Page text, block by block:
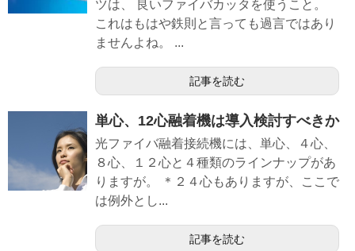
ツは、 良いファイバカッタを使うこと。
これはもはや鉄則と言っても過言ではあり
ませんよね。 ...
記事を読む
単心、12心融着機は導入検討すべきか
光ファイバ融着接続機には、単心、４心、
８心、１２心と４種類のラインナップがあ
りますが。 ＊２４心もありますが、ここで
は例外とし...
記事を読む